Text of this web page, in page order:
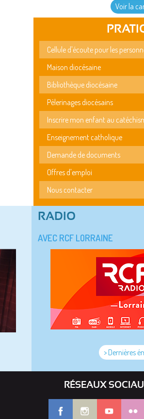
Voir la
Cellule d'écoute pour les
Maison diocésaine
Bibliothèque diocésaine
Pèlerinages diocésains
Inscrire mon enfant au
Enseignement catholique
Demande de documents
Offres d'emploi
Nous contacter
RADIO
AVEC RCF LORRAINE
> Dernières
RÉSEAUX